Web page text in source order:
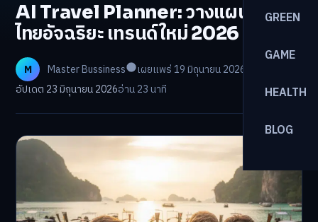
GREEN
GAME
HEALTH
BLOG
AI Travel Planner: วางแผนเที่ยว
ไทยอัจฉริยะ เทรนด์ใหม่ 2026
M Master Bussiness
เผยแพร่ 19 มิถุนายน 2026
อัปเดต 23 มิถุนายน 2026อ่าน 23 นาที